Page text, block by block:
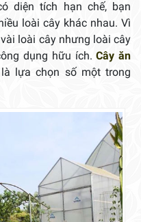
diện tích hạn chế, bạn
loài cây khác nhau. Vì
loài cây nhưng loài cây
dụng hữu ích.Cây ăn
lựa chọn số một trong